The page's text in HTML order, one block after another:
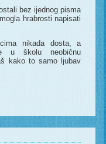
bez ijednog pisma
hrabrosti napisati
nikada dosta, a
u školu neobičnu
kako to samo ljubav